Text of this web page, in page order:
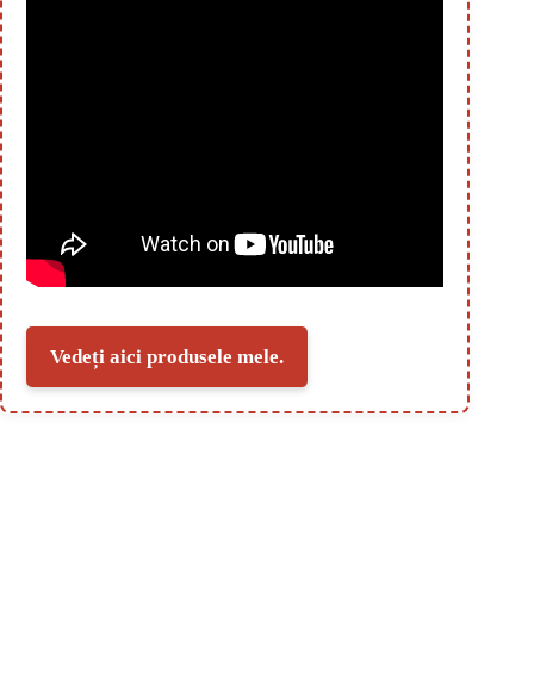
Vedeți aici produsele mele.